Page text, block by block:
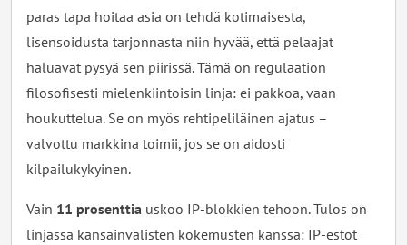
paras tapa hoitaa asia on tehdä kotimaisesta,
lisensoidusta tarjonnasta niin hyvää, että pelaajat
haluavat pysyä sen piirissä. Tämä on regulaation
filosofisesti mielenkiintoisin linja: ei pakkoa, vaan
houkuttelua. Se on myös rehtipeliläinen ajatus –
valvottu markkina toimii, jos se on aidosti
kilpailukykyinen.
Vain 11 prosenttia uskoo IP-blokkien tehoon. Tulos on
linjassa kansainvälisten kokemusten kanssa: IP-estot